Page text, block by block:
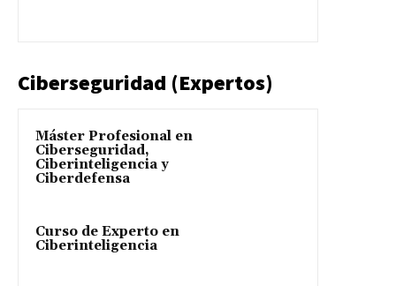
Ciberseguridad (Expertos)
Máster Profesional en
Ciberseguridad,
Ciberinteligencia y
Ciberdefensa
Curso de Experto en
Ciberinteligencia